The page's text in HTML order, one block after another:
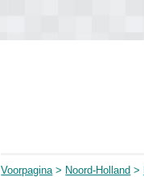
Voorpagina> Noord-Holland >